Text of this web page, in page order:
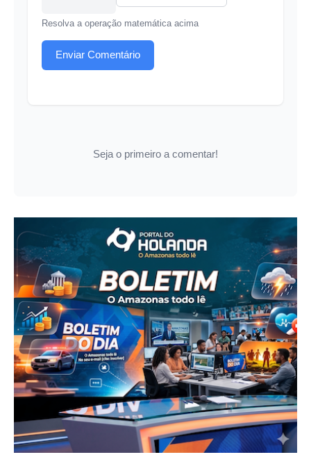
Resolva a operação matemática acima
Enviar Comentário
Seja o primeiro a comentar!